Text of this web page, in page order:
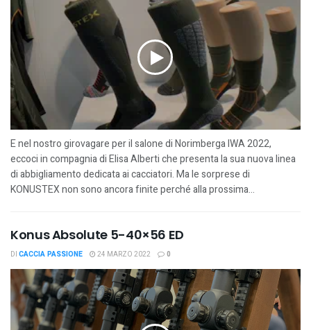
E nel nostro girovagare per il salone di Norimberga IWA 2022,
eccoci in compagnia di Elisa Alberti che presenta la sua nuova linea
di abbigliamento dedicata ai cacciatori. Ma le sorprese di
KONUSTEX non sono ancora finite perché alla prossima...
Konus Absolute 5-40×56 ED
DI CACCIA PASSIONE 24 MARZO 2022 0